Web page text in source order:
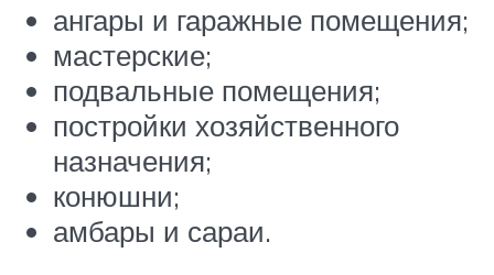
ангары и гаражные помещения;
мастерские;
подвальные помещения;
постройки хозяйственного
назначения;
конюшни;
амбары и сараи.